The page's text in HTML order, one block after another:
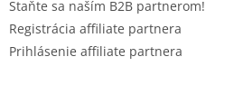
Staňte sa naším B2B partnerom!
Registrácia affiliate partnera
Prihlásenie affiliate partnera